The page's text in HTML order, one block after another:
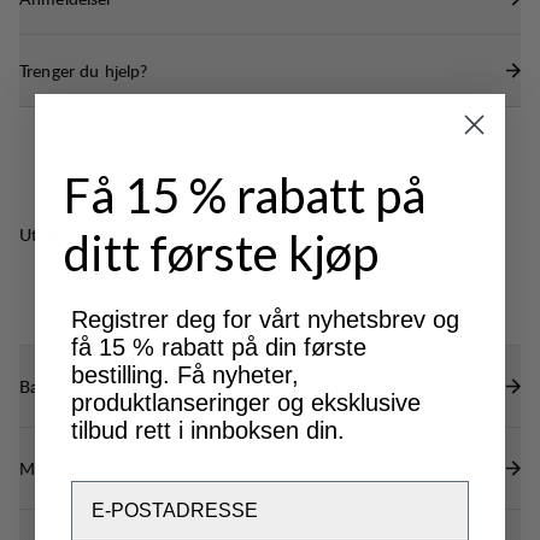
Trenger du hjelp?
Utmerket for
CLASSIC
TREKKING
Bærekraftsegenskaper
Materialer
Få 15 % rabatt på
ditt første kjøp
Registrer deg for vårt nyhetsbrev og
få 15 % rabatt på din første
bestilling. Få nyheter,
produktlanseringer og eksklusive
tilbud rett i innboksen din.